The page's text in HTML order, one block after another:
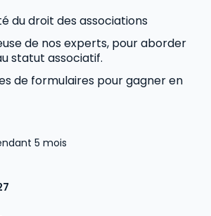
du droit des associations
de nos experts, pour aborder
statut associatif.
de formulaires pour gagner en
5 mois